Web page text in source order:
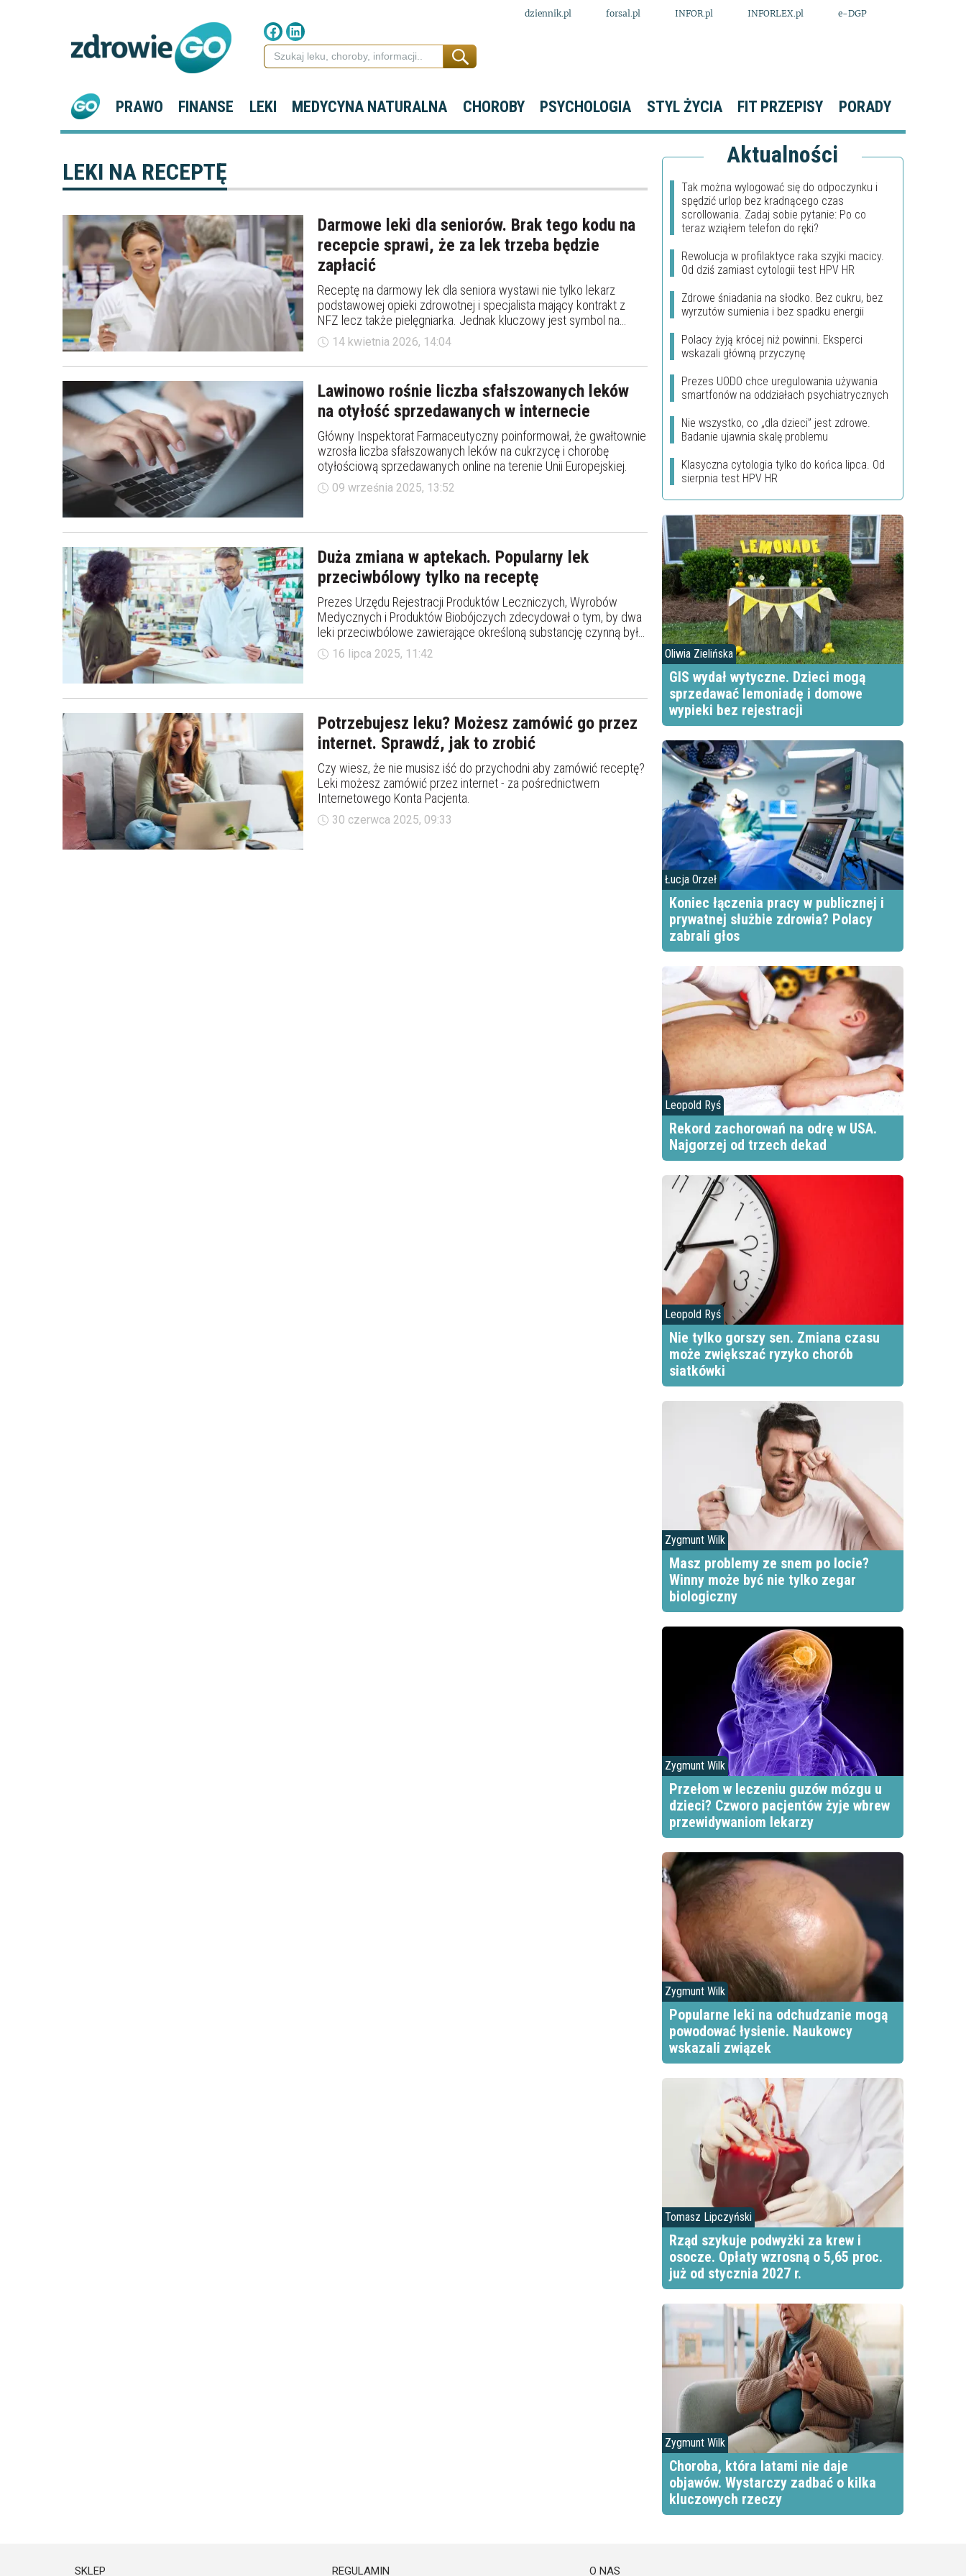
dziennik.pl forsal.pl INFOR.pl INFORLEX.pl e-DGP
PRAWO FINANSE LEKI MEDYCYNA NATURALNA CHOROBY PSYCHOLOGIA STYL ŻYCIA FIT PRZEPISY PORADY
LEKI NA RECEPTĘ
Darmowe leki dla seniorów. Brak tego kodu na
recepcie sprawi, że za lek trzeba będzie
zapłacić
Receptę na darmowy lek dla seniora wystawi nie tylko lekarz
podstawowej opieki zdrowotnej i specjalista mający kontrakt z
NFZ lecz także pielęgniarka. Jednak kluczowy jest symbol na
recepcie - jego brak sprawi, że senior będzie musiał zapłacić za
lek w aptece pełną kwotę.
14 kwietnia 2026, 14:04
Lawinowo rośnie liczba sfałszowanych leków
na otyłość sprzedawanych w internecie
Główny Inspektorat Farmaceutyczny poinformował, że gwałtownie
wzrosła liczba sfałszowanych leków na cukrzycę i chorobę
otyłościową sprzedawanych online na terenie Unii Europejskiej.
09 września 2025, 13:52
Duża zmiana w aptekach. Popularny lek
przeciwbólowy tylko na receptę
Prezes Urzędu Rejestracji Produktów Leczniczych, Wyrobów
Medycznych i Produktów Biobójczych zdecydował o tym, by dwa
leki przeciwbólowe zawierające określoną substancję czynną były
dostępne tylko na receptę.
16 lipca 2025, 11:42
Potrzebujesz leku? Możesz zamówić go przez
internet. Sprawdź, jak to zrobić
Czy wiesz, że nie musisz iść do przychodni aby zamówić receptę?
Leki możesz zamówić przez internet - za pośrednictwem
Internetowego Konta Pacjenta.
30 czerwca 2025, 09:33
Aktualności
Tak można wylogować się do odpoczynku i
spędzić urlop bez kradnącego czas
scrollowania. Zadaj sobie pytanie: Po co
teraz wziąłem telefon do ręki?
Rewolucja w profilaktyce raka szyjki macicy.
Od dziś zamiast cytologii test HPV HR
Zdrowe śniadania na słodko. Bez cukru, bez
wyrzutów sumienia i bez spadku energii
Polacy żyją krócej niż powinni. Eksperci
wskazali główną przyczynę
Prezes UODO chce uregulowania używania
smartfonów na oddziałach psychiatrycznych
Nie wszystko, co „dla dzieci” jest zdrowe.
Badanie ujawnia skalę problemu
Klasyczna cytologia tylko do końca lipca. Od
sierpnia test HPV HR
Oliwia Zielińska
GIS wydał wytyczne. Dzieci mogą
sprzedawać lemoniadę i domowe
wypieki bez rejestracji
Łucja Orzeł
Koniec łączenia pracy w publicznej i
prywatnej służbie zdrowia? Polacy
zabrali głos
Leopold Ryś
Rekord zachorowań na odrę w USA.
Najgorzej od trzech dekad
Leopold Ryś
Nie tylko gorszy sen. Zmiana czasu
może zwiększać ryzyko chorób
siatkówki
Zygmunt Wilk
Masz problemy ze snem po locie?
Winny może być nie tylko zegar
biologiczny
Zygmunt Wilk
Przełom w leczeniu guzów mózgu u
dzieci? Czworo pacjentów żyje wbrew
przewidywaniom lekarzy
Zygmunt Wilk
Popularne leki na odchudzanie mogą
powodować łysienie. Naukowcy
wskazali związek
Tomasz Lipczyński
Rząd szykuje podwyżki za krew i
osocze. Opłaty wzrosną o 5,65 proc.
już od stycznia 2027 r.
Zygmunt Wilk
Choroba, która latami nie daje
objawów. Wystarczy zadbać o kilka
kluczowych rzeczy
SKLEP REGULAMIN O NAS